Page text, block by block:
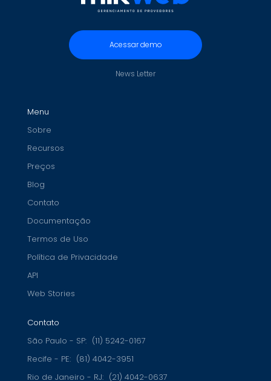
Acessar demo
News Letter
Menu
Sobre
Recursos
Preços
Blog
Contato
Documentação
Termos de Uso
Política de Privacidade
API
Web Stories
Contato
São Paulo - SP: (11) 5242-0167
Recife - PE: (81) 4042-3951
Rio de Janeiro - RJ: (21) 4042-0637